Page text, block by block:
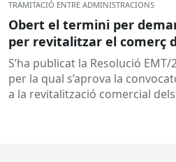
TRAMITACIÓ ENTRE ADMINISTRACIONS
Obert el termini per
per revitalitzar el comerç
i eixos comercials de
S’ha publicat la Resolució
per la qual s’aprova la
a la revitalització comercial